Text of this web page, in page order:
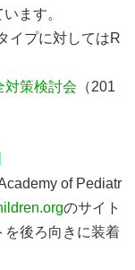
ます。
イプに対してはR
対策検討会 （201
of Pediatr
のサイト
を後ろ向きに装着